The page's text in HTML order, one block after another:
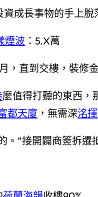
資成長事物的手上
煙波 ：5.X萬
，直到交樓，裝修
麼值得打聽的東西，
都天廈 ，無需深洺
。”接開闢商簽拆遷